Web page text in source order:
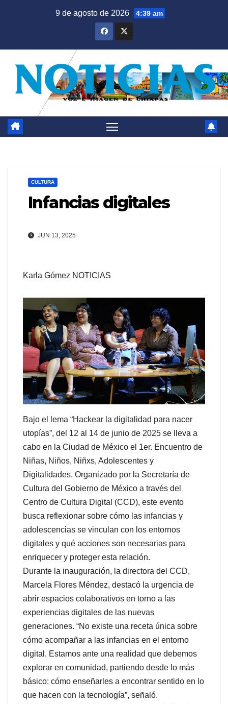
9 de agosto de 2026 4:39 am
CULTURA
Infancias digitales
JUN 13, 2025
Karla Gómez NOTICIAS
Bajo el lema “Hackear la digitalidad para nacer
utopías”, del 12 al 14 de junio de 2025 se lleva a
cabo en la Ciudad de México el 1er. Encuentro de
Niñas, Niños, Niñxs, Adolescentes y
Digitalidades. Organizado por la Secretaría de
Cultura del Gobierno de México a través del
Centro de Cultura Digital (CCD), este evento
busca reflexionar sobre cómo las infancias y
adolescencias se vinculan con los entornos
digitales y qué acciones son necesarias para
enriquecer y proteger esta relación.
Durante la inauguración, la directora del CCD,
Marcela Flores Méndez, destacó la urgencia de
abrir espacios colaborativos en torno a las
experiencias digitales de las nuevas
generaciones. “No existe una receta única sobre
cómo acompañar a las infancias en el entorno
digital. Estamos ante una realidad que debemos
explorar en comunidad, partiendo desde lo más
básico: cómo enseñarles a encontrar sentido en lo
que hacen con la tecnología”, señaló.